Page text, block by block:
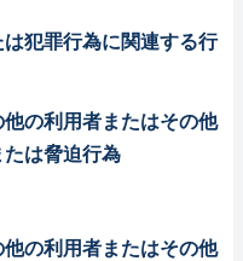
犯罪行為に関連する行
の利用者またはその他
は脅迫行為
の利用者またはその他